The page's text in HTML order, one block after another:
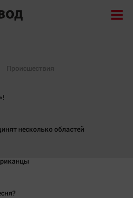
Происшествия
несколько областей